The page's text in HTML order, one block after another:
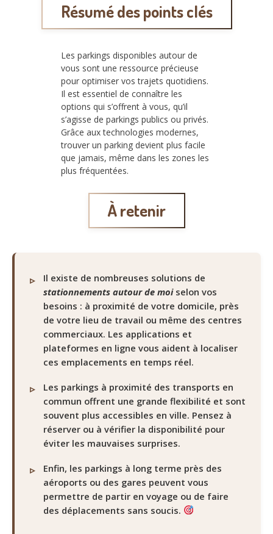
Résumé des points clés
Les parkings disponibles autour de
vous sont une ressource précieuse
pour optimiser vos trajets quotidiens.
Il est essentiel de connaître les
options qui s’offrent à vous, qu’il
s’agisse de parkings publics ou privés.
Grâce aux technologies modernes,
trouver un parking devient plus facile
que jamais, même dans les zones les
plus fréquentées.
À retenir
Il existe de nombreuses solutions de
stationnements autour de moiselon vos
besoins : à proximité de votre domicile, près
de votre lieu de travail ou même des centres
commerciaux. Les applications et
plateformes en ligne vous aident à localiser
ces emplacements en temps réel.
Les parkings à proximité des transports en
commun offrent une grande flexibilité et sont
souvent plus accessibles en ville. Pensez à
réserver ou à vérifier la disponibilité pour
éviter les mauvaises surprises.
Enfin, les parkings à long terme près des
aéroports ou des gares peuvent vous
permettre de partir en voyage ou de faire
des déplacements sans soucis.